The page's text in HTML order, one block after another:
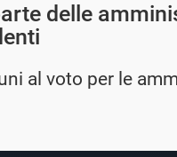
delle
al voto per le